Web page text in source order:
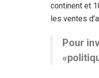
continent et
les ventes
Pour